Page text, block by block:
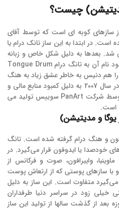
چیست؟
سازهای کوبه ای است که توسط آقای
است. در ابتدا به این ساز تانک درام یا
شد. بعدها به دلیل شکل خاص و زبانه
های آن که باعث نواختن آن میشود نام آن به تانگ درام Tongue Drum
هم دنیس به خاطر عشق زیاد به هنگ
درام عنوان میکند. دنیس میگوید در سال 2007 به دلیل کمبود منابع مالی و
سختی تهیه هنگ درام که فقط توسط شرکت PanArt سوییس تولید می
است.
یوگا و مدیتیشن)
و هنگ درام گرفته شده است. تانگ
خودصدا یا ایدوفون قرار می‌گیرد. در
وایبرافون، صوت و فرکانس از
با ساز‌های پوستی که از ارتعاش پوست
متفاوت است. این ساز به دلیل
خیلی زود در سراسر دنیا طرفداران
بعد از گذشت سالها از تولید این ساز